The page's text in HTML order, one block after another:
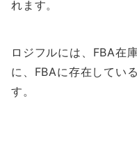
れます。
ロジフルには、FBA在
に、FBAに存在してい
す。